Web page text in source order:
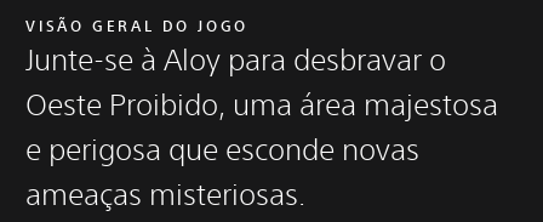
VISÃO GERAL DO JOGO
Junte-se à Aloy para desbravar o
Oeste Proibido, uma área majestosa
e perigosa que esconde novas
ameaças misteriosas.